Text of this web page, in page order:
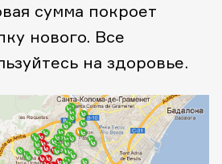
сумма покроет
нового. Все
на здоровье.